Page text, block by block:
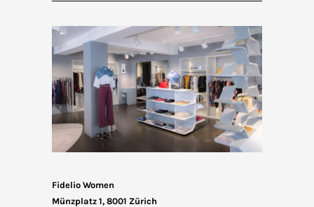
Fidelio Women
Münzplatz 1, 8001 Zürich